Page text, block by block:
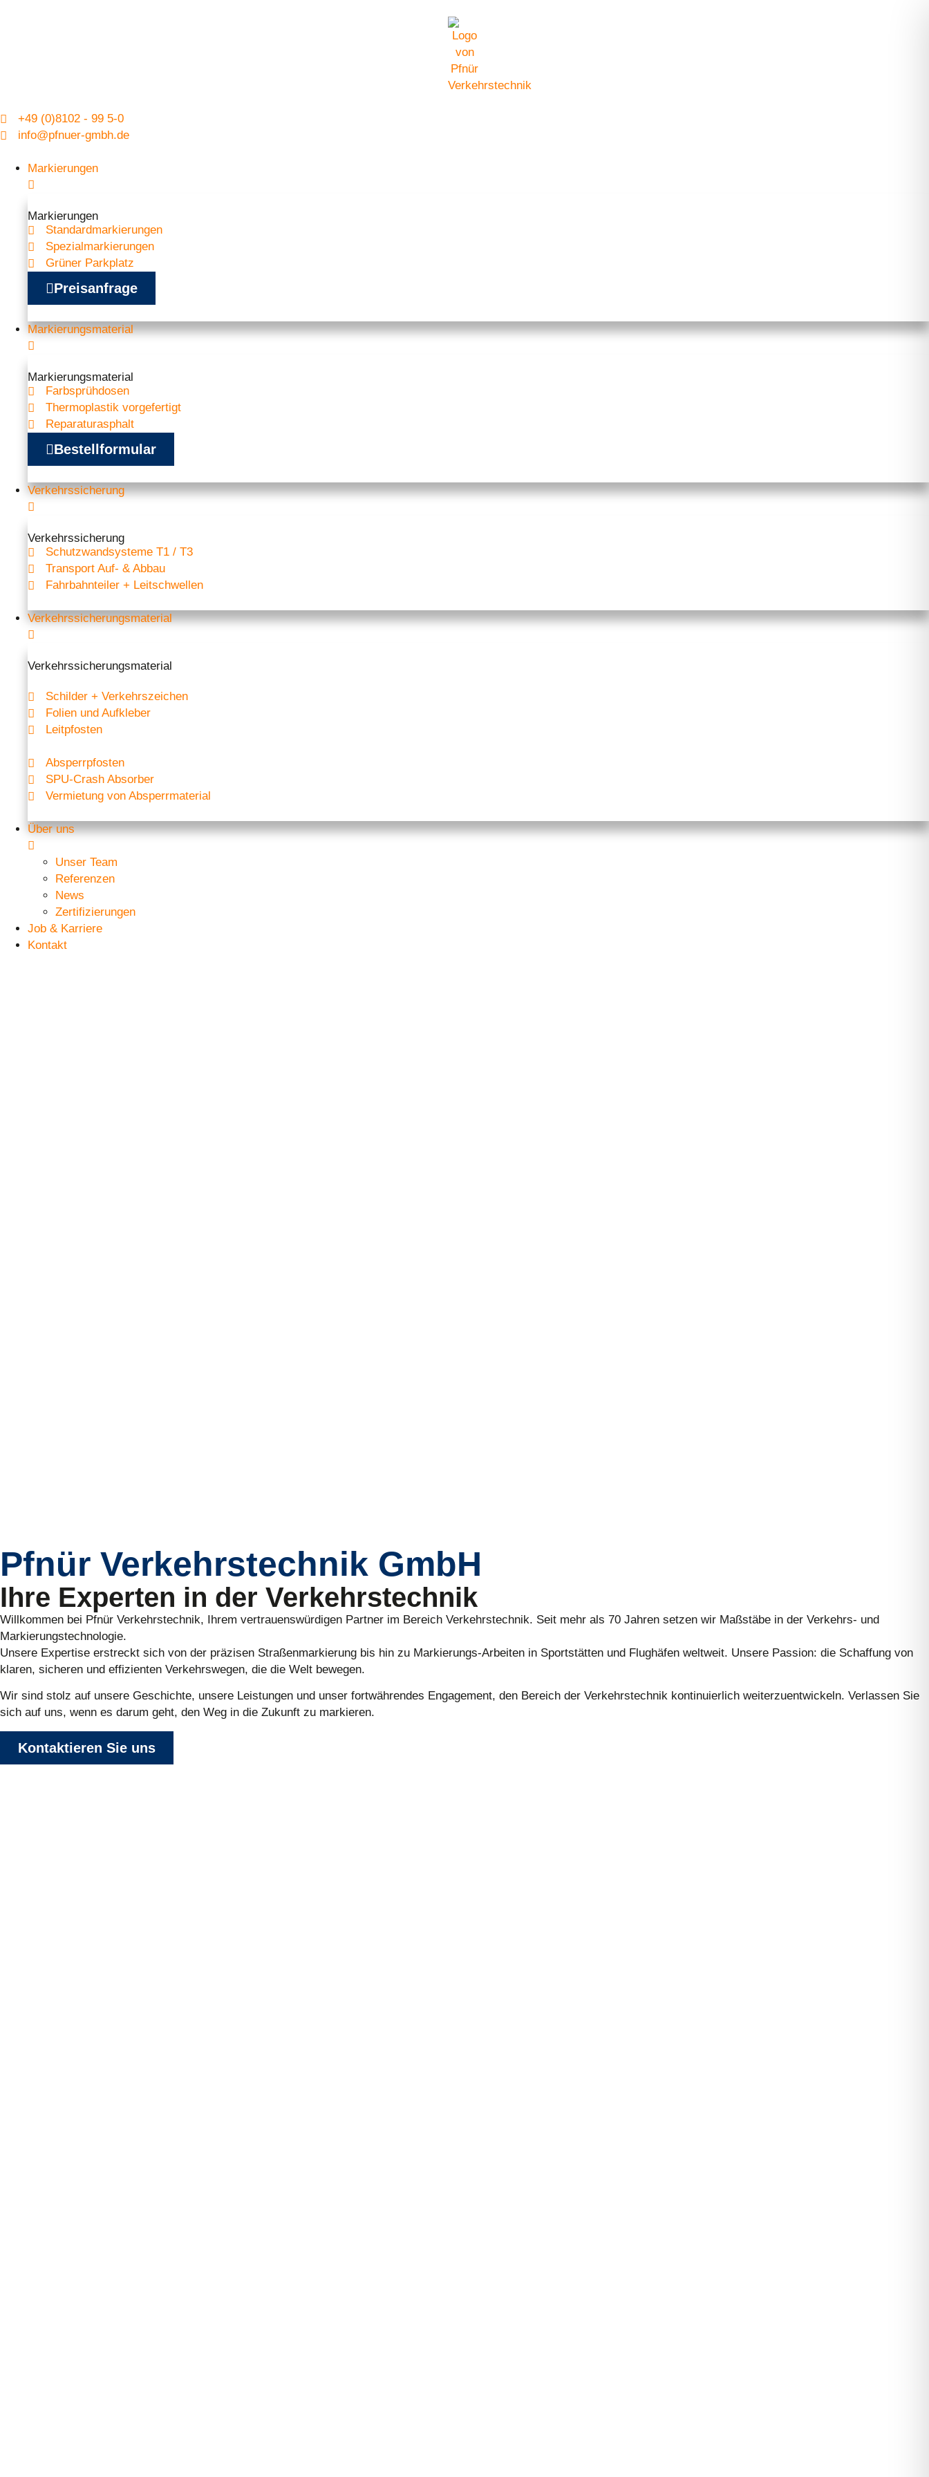
+49 (0)8102 - 99 5-0
info@pfnuer-gmbh.de
Markierungen
Markierungen
Standardmarkierungen
Spezialmarkierungen
Grüner Parkplatz
Preisanfrage
Markierungsmaterial
Markierungsmaterial
Farbsprühdosen
Thermoplastik vorgefertigt
Reparaturasphalt
Bestellformular
Verkehrssicherung
Verkehrssicherung
Schutzwand­systeme T1 / T3
Transport Auf- & Abbau
Fahrbahnteiler + Leitschwellen
Verkehrssicherungsmaterial
Verkehrssicherungs­­material
Schilder + Verkehrszeichen
Folien und Aufkleber
Leitpfosten
Absperrpfosten
SPU-Crash Absorber
Vermietung von Absperrmaterial
Über uns
Unser Team
Referenzen
News
Zertifizierungen
Job & Karriere
Kontakt
Pfnür Verkehrstechnik GmbH
Ihre Experten in der Verkehrstechnik
Willkommen bei Pfnür Verkehrstechnik, Ihrem vertrauenswürdigen Partner im Bereich Verkehrstechnik. Seit mehr als 70 Jahren setzen wir Maßstäbe in der Verkehrs- und
Markierungstechnologie.
Unsere Expertise erstreckt sich von der präzisen Straßenmarkierung bis hin zu Markierungs-Arbeiten in Sportstätten und Flughäfen weltweit. Unsere Passion: die Schaffung von
klaren, sicheren und effizienten Verkehrswegen, die die Welt bewegen.
Wir sind stolz auf unsere Geschichte, unsere Leistungen und unser fortwährendes Engagement, den Bereich der Verkehrstechnik kontinuierlich weiterzuentwickeln. Verlassen Sie
sich auf uns, wenn es darum geht, den Weg in die Zukunft zu markieren.
Kontaktieren Sie uns